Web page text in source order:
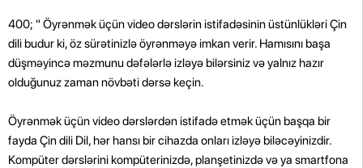
400; " Öyrənmək üçün video dərslərin istifadəsinin üstünlükləri Çin
dili budur ki, öz sürətinizlə öyrənməyə imkan verir. Hamısını başa
düşməyincə məzmunu dəfələrlə izləyə bilərsiniz və yalnız hazır
olduğunuz zaman növbəti dərsə keçin.
Öyrənmək üçün video dərslərdən istifadə etmək üçün başqa bir
fayda Çin dili Dil, hər hansı bir cihazda onları izləyə biləcəyinizdir.
Kompüter dərslərini kompüterinizdə, planşetinizdə və ya smartfona